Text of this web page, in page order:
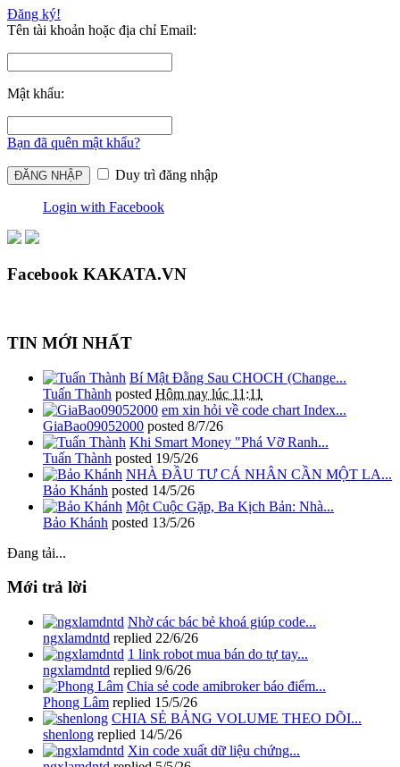
Đăng ký!
Tên tài khoản hoặc địa chỉ Email:
Mật khẩu:
Bạn đã quên mật khẩu?
Duy trì đăng nhập
Login with Facebook
Facebook KAKATA.VN
TIN MỚI NHẤT
Bí Mật Đằng Sau CHOCH (Change...
Tuấn Thành posted Hôm nay lúc 11:11
em xin hỏi về code chart Index...
GiaBao09052000 posted 8/7/26
Khi Smart Money "Phá Vỡ Ranh...
Tuấn Thành posted 19/5/26
NHÀ ĐẦU TƯ CÁ NHÂN CẦN MỘT LA...
Bảo Khánh posted 14/5/26
Một Cuộc Gặp, Ba Kịch Bản: Nhà...
Bảo Khánh posted 13/5/26
Đang tải...
Mới trả lời
Nhờ các bác bẻ khoá giúp code...
ngxlamdntd replied 22/6/26
1 link robot mua bán do tự tay...
ngxlamdntd replied 9/6/26
Chia sẻ code amibroker báo điểm...
Phong Lâm replied 15/5/26
CHIA SẺ BẢNG VOLUME THEO DÕI...
shenlong replied 14/5/26
Xin code xuất dữ liệu chứng...